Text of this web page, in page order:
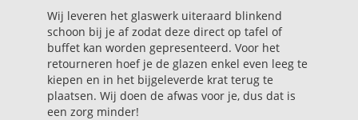
Wij leveren het glaswerk uiteraard blinkend
schoon bij je af zodat deze direct op tafel of
buffet kan worden gepresenteerd. Voor het
retourneren hoef je de glazen enkel even leeg te
kiepen en in het bijgeleverde krat terug te
plaatsen. Wij doen de afwas voor je, dus dat is
een zorg minder!